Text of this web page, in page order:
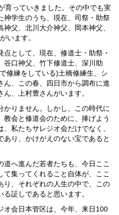
育っていきました。その中でも実
神学生のうち、現在、司祭・助祭
父、北川大介神父、岡本神父、
います。
として、現在、修道士・助祭・
谷口神父、竹下修道士、深川助
修練をしている)土橋修練生、シ
ん、この春、四日市から調布に進
、上村豊さんがいます。
かりません。しかし、この時代に
会と修道会のために、捧げよう
私たちサレジオ会だけでなく、
あり、かけがえのない宝であると
道へ進んだ若者たちも、今日ここ
集ってくれること自体が、ここ
り、それぞれの人生の中で、この
証しであると思います。
オ会日本管区は、今年、来日100